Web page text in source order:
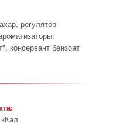
регулятор
бензоат